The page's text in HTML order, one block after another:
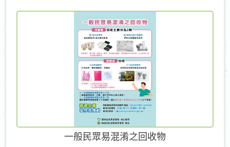
一般民眾易混淆之回收物